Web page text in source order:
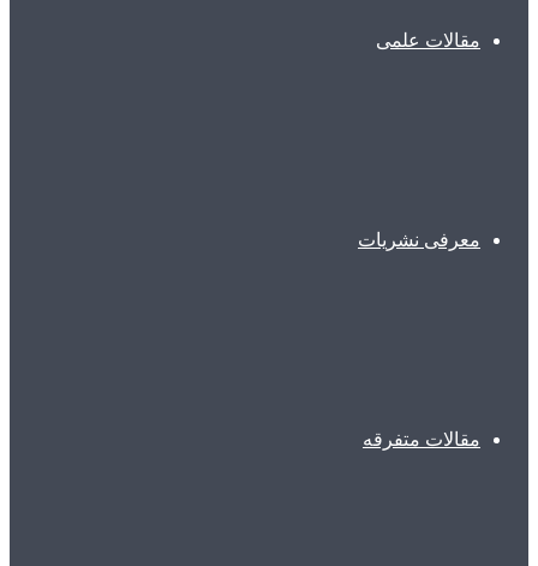
مقالات علمی
معرفی نشریات
مقالات متفرقه